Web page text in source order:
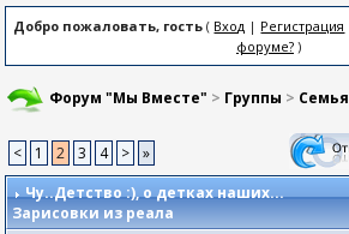
Добро пожаловать, гость ( Вход | Регистрация
форуме?)
Форум "Мы Вместе" > Группы > Семья
< 1 2 3 4 >
»
Чу..Детство :), о детках наших...
Зарисовки из реала